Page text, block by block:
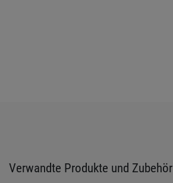
Verwandte Produkte und Zubehör